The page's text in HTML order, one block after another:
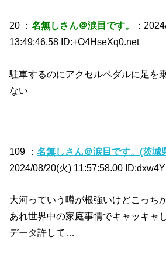
20 ：名無しさん＠涙目です。
：
13:49:46.58 ID:+O4HseXq0.net
駐車するのにアクセルペダルに足を
ない
109 ：名無しさん＠涙目です。(茨城
2024/08/20(火) 11:57:58.00
大河っていう噂が根強いけどこっち
あれ世界中の家庭事情でキャッキャ
データ許して…